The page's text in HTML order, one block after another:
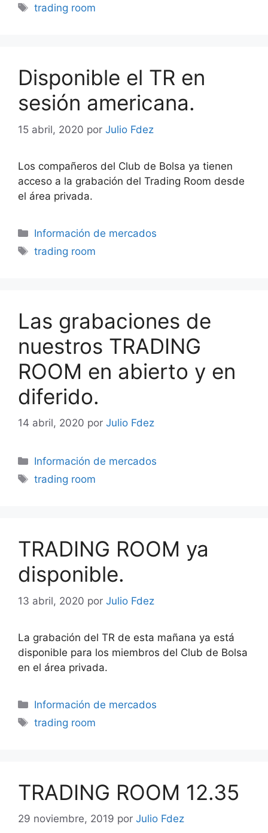
Etiquetas
trading room
Disponible el TR en
sesión americana.
15 abril, 2020 por Julio Fdez
Los compañeros del Club de Bolsa ya tienen
acceso a la grabación del Trading Room desde
el área privada.
Categorías
Información de mercados
Etiquetas
trading room
Las grabaciones de
nuestros TRADING
ROOM en abierto y en
diferido.
14 abril, 2020 por Julio Fdez
Categorías
Información de mercados
Etiquetas
trading room
TRADING ROOM ya
disponible.
13 abril, 2020 por Julio Fdez
La grabación del TR de esta mañana ya está
disponible para los miembros del Club de Bolsa
en el área privada.
Categorías
Información de mercados
Etiquetas
trading room
TRADING ROOM 12.35
29 noviembre, 2019 por Julio Fdez